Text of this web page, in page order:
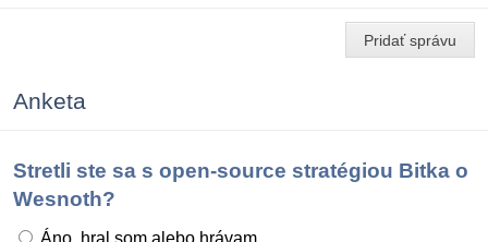
Pridať správu
Anketa
Stretli ste sa s open-source stratégiou Bitka o
Wesnoth?
Áno, hral som alebo hrávam